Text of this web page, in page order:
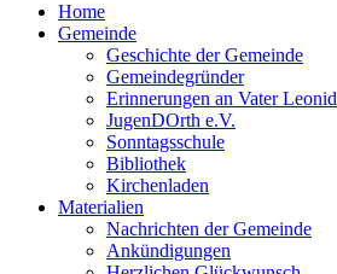
Home
Gemeinde
Geschichte der Gemeinde
Gemeindegründer
Erinnerungen an Vater Leonid
JugenDOrth e.V.
Sonntagsschule
Bibliothek
Kirchenladen
Materialien
Nachrichten der Gemeinde
Ankündigungen